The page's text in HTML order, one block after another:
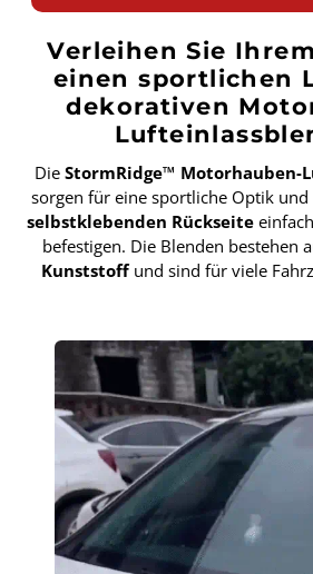
Verleihen Sie
einen sportlichen
dekorativen
Die StormRidge™ Motorhauben-
sorgen für eine sportliche Optik und
selbstklebenden Rückseite
befestigen. Die Blenden bestehen
Kunststoffund sind für viele